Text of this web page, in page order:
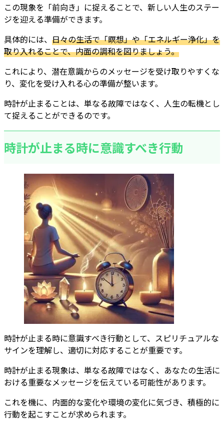
この現象を「前向き」に捉えることで、新しい人生のステー
ジを迎える準備ができます。
具体的には、 日々の生活で「瞑想」や「エネルギー浄化」を
取り入れることで、内面の調和を図りましょう。
これにより、潜在意識からのメッセージを受け取りやすくな
り、変化を受け入れる心の準備が整います。
時計が止まることは、単なる故障ではなく、人生の転機とし
て捉えることができるのです。
時計が止まる時に意識すべき行動
時計が止まる時に意識すべき行動として、スピリチュアルな
サインを理解し、適切に対応することが重要です。
時計が止まる現象は、単なる故障ではなく、あなたの生活に
おける重要なメッセージを伝えている可能性があります。
これを機に、内面的な変化や環境の変化に気づき、積極的に
行動を起こすことが求められます。